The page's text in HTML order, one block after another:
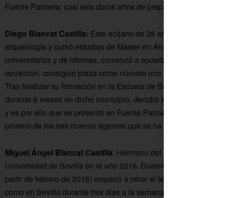
Fuente Palmera; casi seis duros años de preparación ven
Diego Blancat Castilla: Este ecijano de 28 años es licenciado en
arqueología y cursó estudios de Master en Arquitectura y Patrimonio
universitarios y de idiomas, comenzó a opositar a policía local hasta
oposición, consiguió plaza como número uno en el municipio de Alcalá
Tras finalizar su formación en la Escuela de Seguridad Pública de
durante 6 meses en dicho municipio, decidió seguir opositando para
y es por ello que se presentó en Fuente Palmera para conseguir dicho
primero de los tres nuevos agentes que se ha incorporado ya a la
Miguel Ángel Blancat Castilla: Hermano del anterior, tiene 23 años y
Universidad de Sevilla en el aňo 2016. Durante el segundo
partir de febrero de 2016) empezó a mirar el temario de la oposición,
como en Sevilla durante tres días a la semana a partir de septiembre